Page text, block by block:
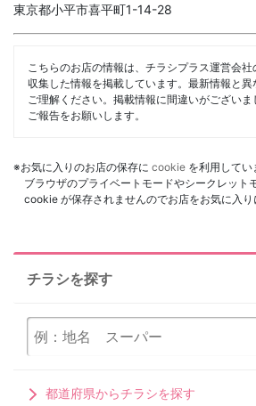
東京都小平市喜平町1-14-28
こちらのお店の情報は、チラシプラス運営会
収集した情報を掲載しています。最新情報と
ご理解ください。掲載情報に間違いがございま
ご報告をお願いします。
※お気に入りのお店の保存に cookie を利用してい
ブラウザのプライベートモードやシークレット
cookie が保存されませんのでお店をお気に入り
チラシを探す
都道府県からチラシを探す